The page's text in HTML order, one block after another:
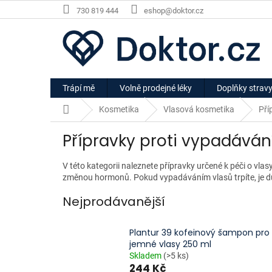
na
730 819 444 eshop@doktor.cz
Trápí mě Volně prodejné léky Doplňky stravy
Domů Kosmetika Vlasová kosmetika
Přípravky proti
V této kategorii naleznete přípravky určené k péči o
změnou hormonů. Pokud vypadáváním vlasů trpíte, je
Nejprodávanější
Plantur 39 kofeinový šampon pro
jemné vlasy 250 ml
Skladem (>5 ks)
244 Kč